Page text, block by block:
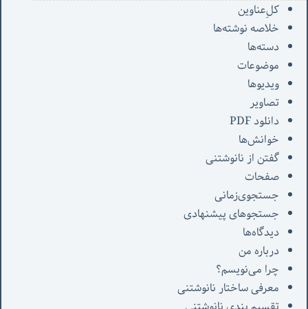
کل‌ِعناوین
خلاصه نوشته‌ها
دسته‌ها
موضوعات
ویدیوها
تصاویر
دانلود PDF
خوانش‌ها
گفتن از نانوشتنی
صفحات
جستجوی‌زمانی
جستجوهای پیشنهادی
دیدگاه‌ها
درباره من
چرا می‌نویسم؟
معرفی‌ ساختار نانوشتنی